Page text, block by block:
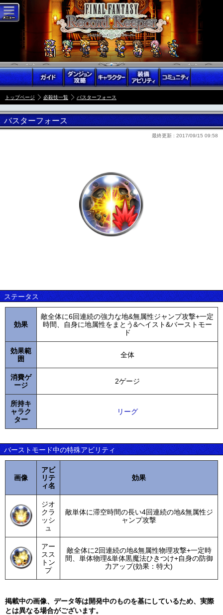
トップページ 必殺技一覧 バスターフォース
バスターフォース
最終更新 : 2017/09/15 09:58
ステータス
効果
敵全体に6回連続の強力な地&無属性ジャンプ攻撃+一定
時間、自身に地属性をまとう&ヘイスト&バーストモー
ド
効果範
囲
全体
消費ゲ
ージ
2ゲージ
所持キ
ャラク
ター
リーグ
バーストモード中の特殊アビリティ
画像
アビ
リテ
ィ名
効果
ジオ
クラ
ッシ
ュ
敵単体に滞空時間の長い4回連続の地&無属性ジ
ャンプ攻撃
アー
スス
トン
プ
敵全体に2回連続の地&無属性物理攻撃+一定時
間、単体物理&単体黒魔法ひきつけ+自身の防御
力アップ(効果：特大)
掲載中の画像、データ等は開発中のものを基にしているため、実際
とは異なる場合がございます。